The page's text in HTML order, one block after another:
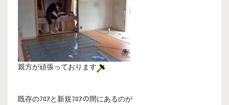
親方が頑張っております
既存のﾌﾛｱと新規ﾌﾛｱの間にあるのが